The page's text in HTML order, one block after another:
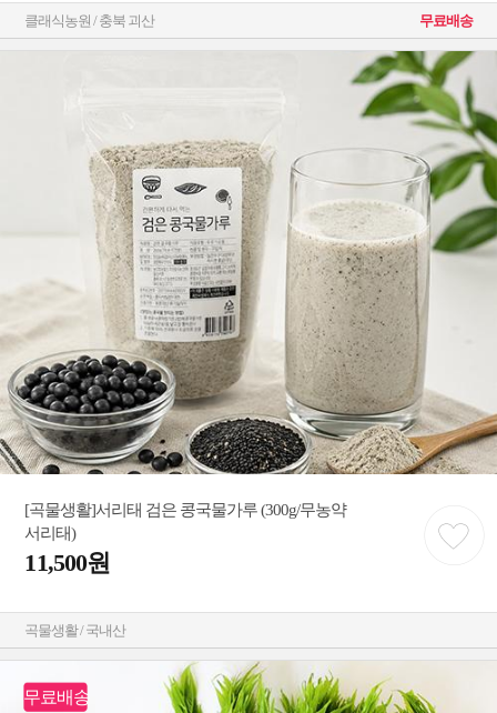
클래식농원 / 충북 괴산 무료배송
[곡물생활]서리태 검은 콩국물가루 (300g/무농약
서리태)
11,500원
곡물생활 / 국내산
무료배송